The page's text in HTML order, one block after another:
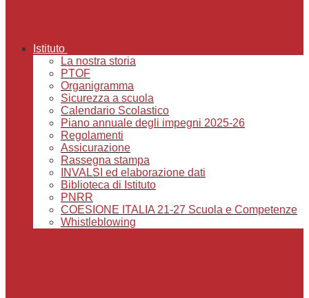
Istituto
La nostra storia
PTOF
Organigramma
Sicurezza a scuola
Calendario Scolastico
Piano annuale degli impegni 2025-26
Regolamenti
Assicurazione
Rassegna stampa
INVALSI ed elaborazione dati
Biblioteca di Istituto
PNRR
COESIONE ITALIA 21-27 Scuola e Competenze
Whistleblowing